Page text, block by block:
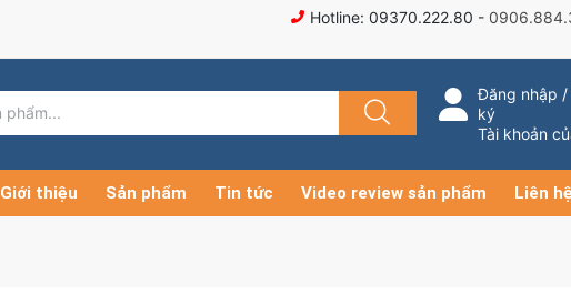
Hotline: 09370.222.80 -
Đăng nhập
ký
Tài khoản
Giới thiệu Sản phẩm Tin tức Video review sản phẩm Liên hệ